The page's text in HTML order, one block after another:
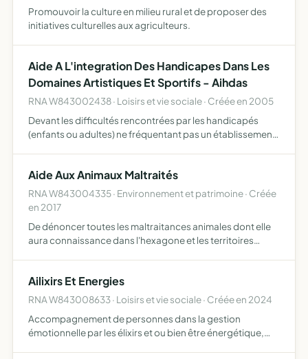
Promouvoir la culture en milieu rural et de proposer des
initiatives culturelles aux agriculteurs.
Aide A L'integration Des Handicapes Dans Les
Domaines Artistiques Et Sportifs - Aihdas
RNA W843002438 · Loisirs et vie sociale · Créée en 2005
Devant les difficultés rencontrées par les handicapés
(enfants ou adultes) ne fréquentant pas un établissement
do…
Aide Aux Animaux Maltraités
RNA W843004335 · Environnement et patrimoine · Créée
en 2017
De dénoncer toutes les maltraitances animales dont elle
aura connaissance dans l'hexagone et les territoires
Ailixirs Et Energies
RNA W843008633 · Loisirs et vie sociale · Créée en 2024
Accompagnement de personnes dans la gestion
émotionnelle par les élixirs et ou bien être énergétique,